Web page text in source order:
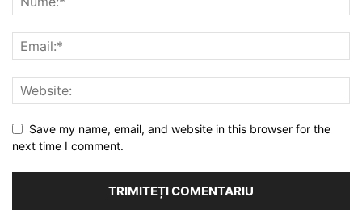
Save my name, email, and website in this browser for the
next time I comment.